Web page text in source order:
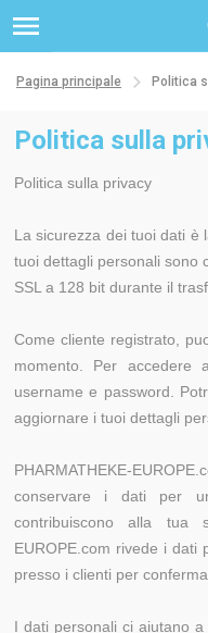
Pagina principale Politica
Politica sulla
Politica sulla privacy
La sicurezza dei tuoi dati è
tuoi dettagli personali sono
SSL a 128 bit durante il
Come cliente registrato,
momento. Per accedere
username e password.
aggiornare i tuoi dettagli
PHARMATHEKE-
conservare i dati per
contribuiscono alla tua
EUROPE.com rivede i dati
presso i clienti per
I dati personali ci aiutano